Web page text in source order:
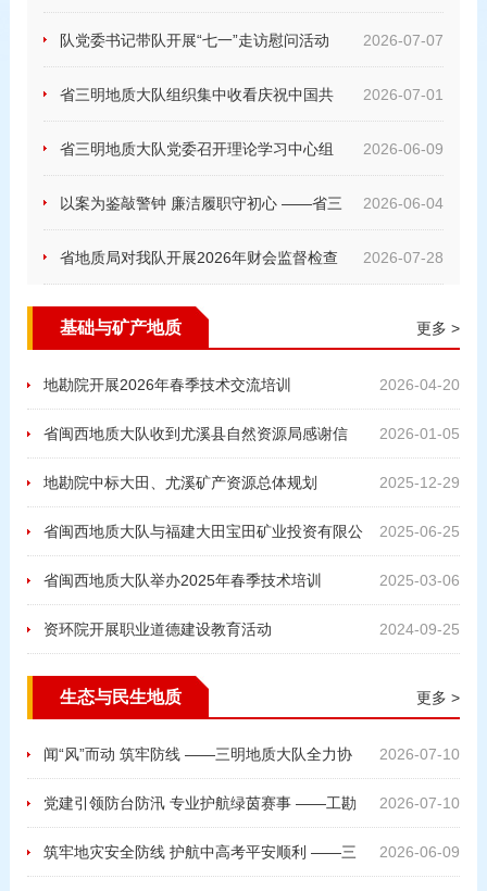
2026-07-07
队党委书记带队开展“七一”走访慰问活动
2026-07-01
省三明地质大队组织集中收看庆祝中国共
产党成立105周年大会盛况 2026-06-09
省三明地质大队党委召开理论学习中心组
学习（扩大）会议 2026-06-04
以案为鉴敲警钟 廉洁履职守初心 ——省三
明地质大队开展廉政警示教育活动 2026-07-28
省地质局对我队开展2026年财会监督检查
基础与矿产地质 更多 >
2026-04-20
地勘院开展2026年春季技术交流培训
2026-01-05
省闽西地质大队收到尤溪县自然资源局感谢信
2025-12-29
地勘院中标大田、尤溪矿产资源总体规划
（2026—2030年）编制项目 2025-06-25
省闽西地质大队与福建大田宝田矿业投资有限公
司签署矿产资源勘查开发合作协议 2025-03-06
省闽西地质大队举办2025年春季技术培训
2024-09-25
资环院开展职业道德建设教育活动
生态与民生地质 更多 >
2026-07-10
闻“风”而动 筑牢防线 ——三明地质大队全力协
助地方开展防台风地灾隐患排查工作 2026-07-10
党建引领防台防汛 专业护航绿茵赛事 ——工勘
院党支部开展台风前期地灾应急排查主题党日活动 2026-06-09
筑牢地灾安全防线 护航中高考平安顺利 ——三